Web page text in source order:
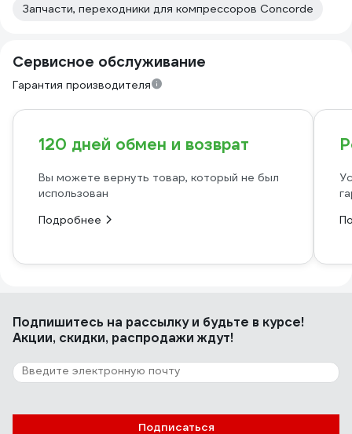
Запчасти, переходники для компрессоров Concorde
Сервисное обслуживание
Гарантия производителя
120 дней обмен и возврат
Вы можете вернуть товар, который не был
использован
Подробнее
Подпишитесь на рассылкуи будьте в курсе!
Акции, скидки, распродажи ждут!
Подписаться